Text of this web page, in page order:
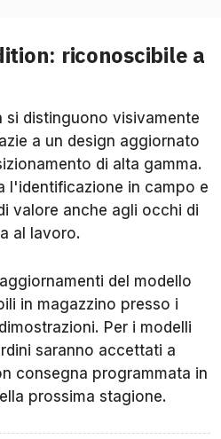
riconoscibile a
si distinguono visivamente
a un design aggiornato
di alta gamma.
l'identificazione in campo e
valore anche agli occhi di
al lavoro.
del modello
in magazzino presso i
Per i modelli
saranno accettati a
consegna programmata in
prossima stagione.